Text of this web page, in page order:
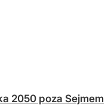
2050 poza Sejmem